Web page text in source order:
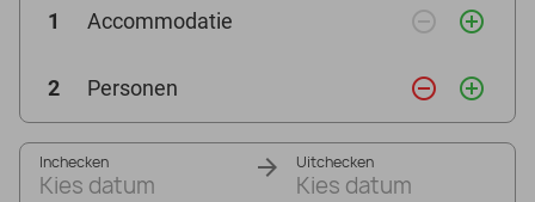
1 Accommodatie remove_circle_outline add_circle_outline
2 Personen remove_circle_outline add_circle_outline
Inchecken
Kies datum
Uitchecken
Kies datum